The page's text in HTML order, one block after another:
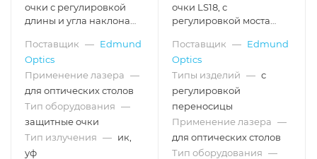
очки с регулировкой
длины и угла наклона
Поставщик — Edmund
Optics
Применение лазера —
для оптических столов
Тип оборудования —
защитные очки
Тип излучения — ик,
уф
очки LS18, с
регулировкой моста
Поставщик — Edmund
Optics
Типы изделий — с
регулировкой
переносицы
Применение лазера —
для оптических столов
Тип оборудования —